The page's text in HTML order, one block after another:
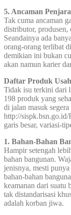
5. Ancaman
Tak cuma ancaman
distributor,
Seandainya ada
orang-orang terlibat
demikian ini bukan
akan namun karier
Daftar Produk
Tidak isu terkini dari
198 produk yang
di jalan masuk
http://sispk.bsn.go.id/
garis besar, variasi-
1. Bahan-Bahan
Hampir setengah
bahan bangunan.
jenisnya, mesti
bahan-bahan
keamanan dari suatu
tak distandarisasi
adalah korban jiwa.